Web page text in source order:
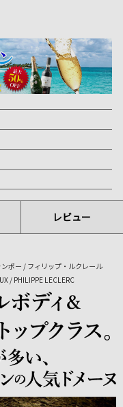
レビュー
ポー / フィリップ・ルクレール
/ PHILIPPE LECLERC